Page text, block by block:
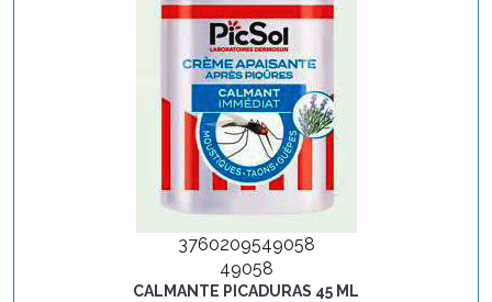
3760209549058
49058
CALMANTE PICADURAS 45 ML